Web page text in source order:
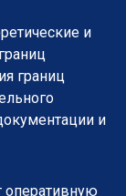
и
границ
и
оперативную